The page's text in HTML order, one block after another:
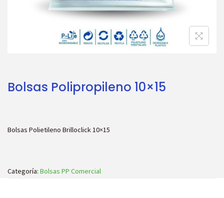
c
i
ó
d
o
Bolsas Polipropileno 10×15
Bolsas Polietileno Brilloclick 10×15
Categoría: Bolsas PP Comercial